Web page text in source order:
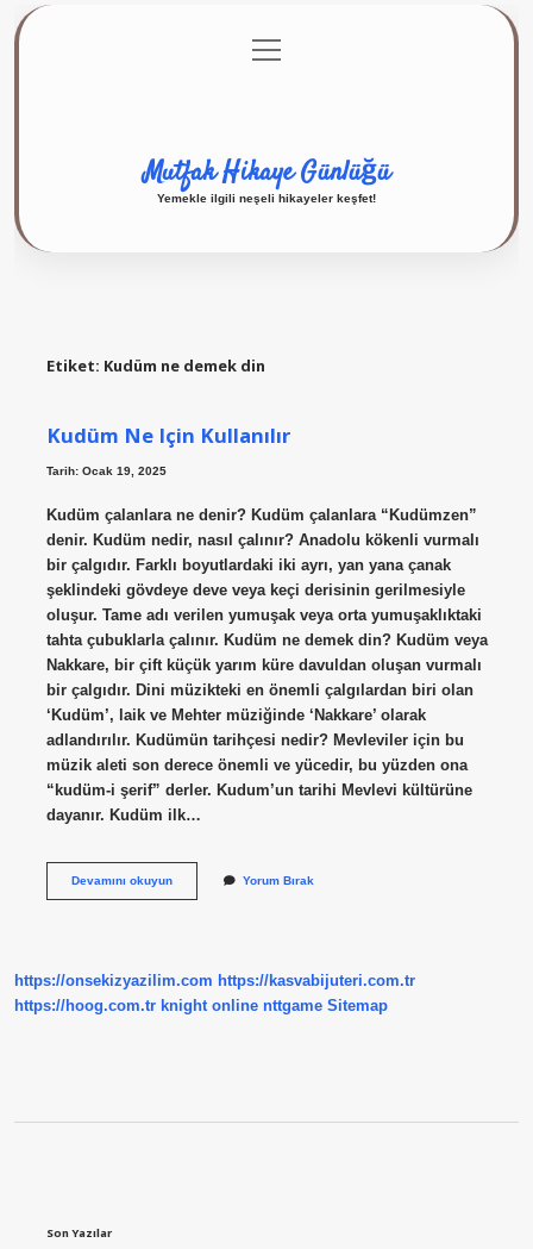
Gizlilik Politikası
menüyü
aç
Mutfak Hikaye Günlüğü
Yemekle ilgili neşeli hikayeler keşfet!
Etiket: Kudüm ne demek din
Kudüm Ne Için Kullanılır
Tarih: Ocak 19, 2025
Kudüm çalanlara ne denir? Kudüm çalanlara “Kudümzen”
denir. Kudüm nedir, nasıl çalınır? Anadolu kökenli vurmalı
bir çalgıdır. Farklı boyutlardaki iki ayrı, yan yana çanak
şeklindeki gövdeye deve veya keçi derisinin gerilmesiyle
oluşur. Tame adı verilen yumuşak veya orta yumuşaklıktaki
tahta çubuklarla çalınır. Kudüm ne demek din? Kudüm veya
Nakkare, bir çift küçük yarım küre davuldan oluşan vurmalı
bir çalgıdır. Dini müzikteki en önemli çalgılardan biri olan
‘Kudüm’, laik ve Mehter müziğinde ‘Nakkare’ olarak
adlandırılır. Kudümün tarihçesi nedir? Mevleviler için bu
müzik aleti son derece önemli ve yücedir, bu yüzden ona
“kudüm-i şerif” derler. Kudum’un tarihi Mevlevi kültürüne
dayanır. Kudüm ilk…
Devamını okuyunKudüm
Yorum Bırak
https://onsekizyazilim.com https://kasvabijuteri.com.tr
https://hoog.com.tr knight online nttgame Sitemap
Son Yazılar